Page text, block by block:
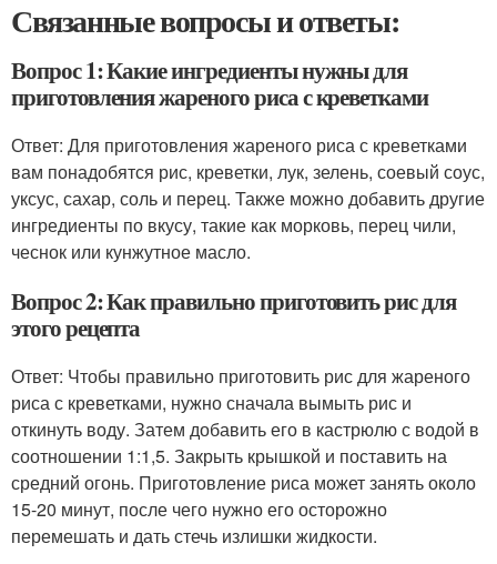
Связанные вопросы и ответы:
Вопрос 1: Какие ингредиенты нужны для
приготовления жареного риса с креветками
Ответ: Для приготовления жареного риса с креветками
вам понадобятся рис, креветки, лук, зелень, соевый соус,
уксус, сахар, соль и перец. Также можно добавить другие
ингредиенты по вкусу, такие как морковь, перец чили,
чеснок или кунжутное масло.
Вопрос 2: Как правильно приготовить рис для
этого рецепта
Ответ: Чтобы правильно приготовить рис для жареного
риса с креветками, нужно сначала вымыть рис и
откинуть воду. Затем добавить его в кастрюлю с водой в
соотношении 1:1,5. Закрыть крышкой и поставить на
средний огонь. Приготовление риса может занять около
15-20 минут, после чего нужно его осторожно
перемешать и дать стечь излишки жидкости.